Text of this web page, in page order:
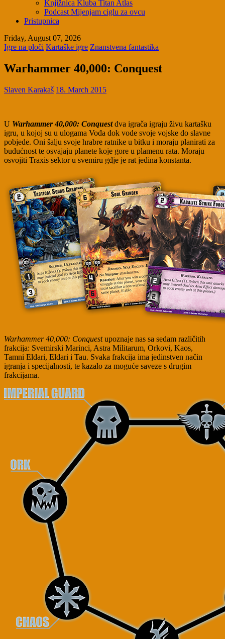
Knjižnica Kluba Titan Atlas
Podcast Mijenjam ciglu za ovcu
Pristupnica
Friday, August 07, 2026
Igre na ploči Kartaške igre Znanstvena fantastika
Warhammer 40,000: Conquest
Slaven Karakaš 18. March 2015
U Warhammer 40,000: Conquestdva igrača igraju živu kartašku
igru, u kojoj su u ulogama Vođa dok vode svoje vojske do slavne
pobjede. Oni šalju svoje hrabre ratnike u bitku i moraju planirati za
budućnost te osvajaju planete koje gore u plamenu rata. Moraju
osvojiti Traxis sektor u svemiru gdje je rat jedina konstanta.
Warhammer 40,000: Conquestupoznaje nas sa sedam različitih
frakcija: Svemirski Marinci, Astra Militarum, Orkovi, Kaos,
Tamni Eldari, Eldari i Tau. Svaka frakcija ima jedinstven način
igranja i specijalnosti, te kazalo za moguće saveze s drugim
frakcijama.